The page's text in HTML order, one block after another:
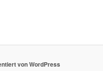
von WordPress